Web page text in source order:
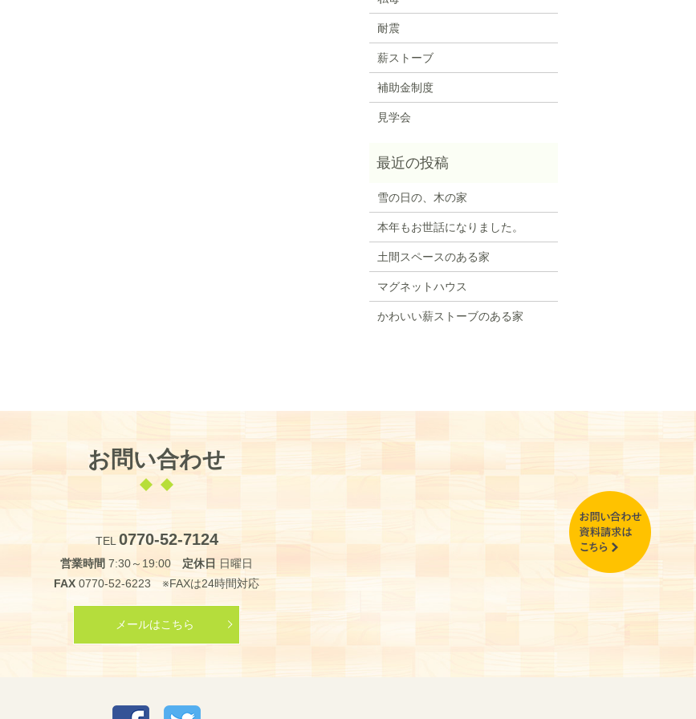
耐震
薪ストーブ
補助金制度
見学会
雪の日の、木の家
本年もお世話になりました。
土間スペースのある家
マグネットハウス
かわいい薪ストーブのある家
お問い合わせ
TEL 0770-52-7124
営業時間 7:30～19:00 定休日 日曜日
FAX 0770-52-6223 ※FAXは24時間対応
メールはこちら